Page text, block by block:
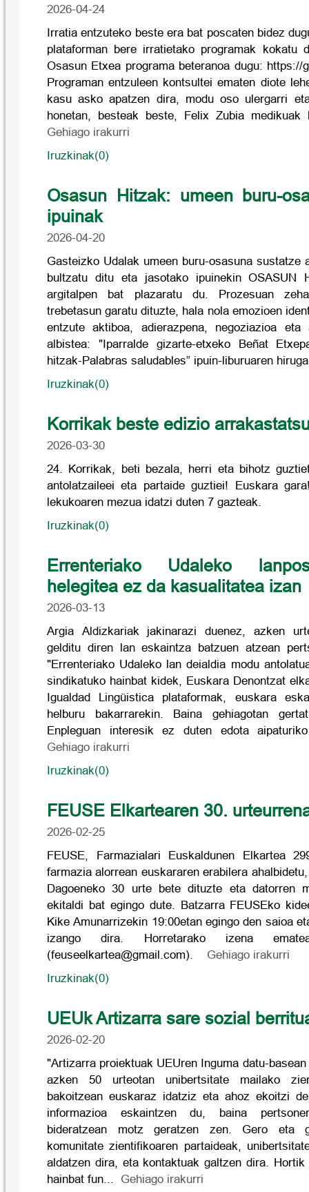
2026-04-24
Irratia entzuteko beste era bat poscaten bidez
plataforman bere irratietako programak kokatu
Osasun Etxea programa beteranoa dugu: https://
Programan entzuleen kontsultei ematen diote
kasu asko apatzen dira, modu oso ulergarri
honetan, besteak beste, Felix Zubia
Gehiago irakurri
Iruzkinak(0)
Osasun Hitzak: umeen buru-
ipuinak
2026-04-20
Gasteizko Udalak umeen buru-osasuna sustatze
bultzatu ditu eta jasotako ipuinekin OSASUN
argitalpen bat plazaratu du. Prozesuan
trebetasun garatu dituzte, hala nola emozioen
entzute aktiboa, adierazpena, negoziazioa eta
albistea: "Iparralde gizarte-etxeko Beñat
hitzak-Palabras saludables” ipuin-liburuaren
Iruzkinak(0)
Korrikak beste edizio
2026-03-30
24. Korrikak, beti bezala, herri eta bihotz
antolatzaileei eta partaide guztiei! Euskara
lekukoaren mezua idatzi duten 7 gazteak.
Iruzkinak(0)
Errenteriako Udaleko
helegitea ez da kasualitatea izan
2026-03-13
Argia Aldizkariak jakinarazi duenez, azken
gelditu diren lan eskaintza batzuen atzean
"Errenteriako Udaleko lan deialdia modu
sindikatuko hainbat kidek, Euskara Denontzat
Igualdad Lingüistica plataformak, euskara
helburu bakarrarekin. Baina gehiagotan
Enpleguan interesik ez duten edota
Gehiago irakurri
Iruzkinak(0)
FEUSE Elkartearen 30.
2026-02-25
FEUSE, Farmazialari Euskaldunen Elkartea
farmazia alorrean euskararen erabilera
Dagoeneko 30 urte bete dituzte eta datorren
ekitaldi bat egingo dute. Batzarra FEUSEko
Kike Amunarrizekin 19:00etan egingo den saioa
izango dira. Horretarako izena
(feuseelkartea@gmail.com). Gehiago irakurri
Iruzkinak(0)
UEUk Artizarra sare sozial
2026-02-20
"Artizarra proiektuak UEUren Inguma datu-
azken 50 urteotan unibertsitate mailako
bakoitzean euskaraz idatziz eta ahoz ekoitzi
informazioa eskaintzen du, baina
bideratzean motz geratzen zen. Gero eta
komunitate zientifikoaren partaideak,
aldatzen dira, eta kontaktuak galtzen dira.
hainbat fun... Gehiago irakurri